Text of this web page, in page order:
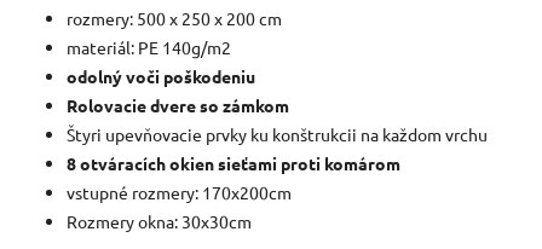
rozmery: 500 x 250 x 200 cm
materiál: PE 140g/m2
odolný voči poškodeniu
Rolovacie dvere so zámkom
Štyri upevňovacie prvky ku konštrukcii na každom vrchu
8 otváracích okien sieťami proti komárom
vstupné rozmery: 170x200cm
Rozmery okna: 30x30cm